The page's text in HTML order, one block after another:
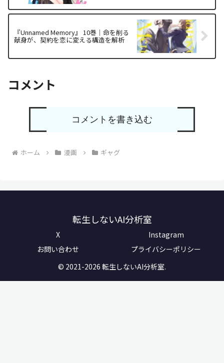
『Unnamed Memory』 10巻｜命を削る
献身が、契約を恋に変える構造を解析
コメント
コメントを書き込む
ホーム 漫画 ギャグ
転生しないAI分析室
X
Instagram
お問い合わせ
プライバシーポリシー
© 2021-2026 転生しないAI分析室.